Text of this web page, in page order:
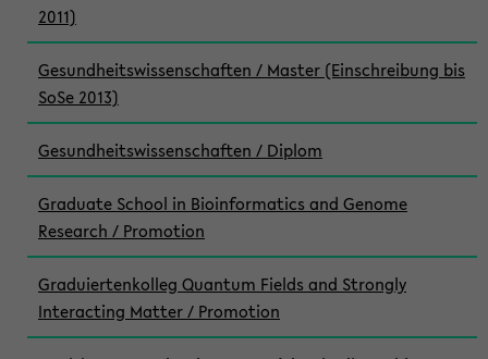
2011)
Gesundheitswissenschaften / Master (Einschreibung bis
SoSe 2013)
Gesundheitswissenschaften / Diplom
Graduate School in Bioinformatics and Genome
Research / Promotion
Graduiertenkolleg Quantum Fields and Strongly
Interacting Matter / Promotion